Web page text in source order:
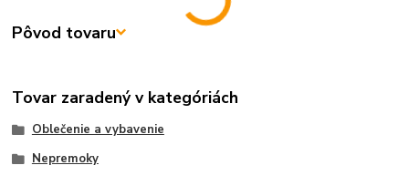
Pôvod tovaru
Tovar zaradený v kategóriách
Oblečenie a vybavenie
Nepremoky